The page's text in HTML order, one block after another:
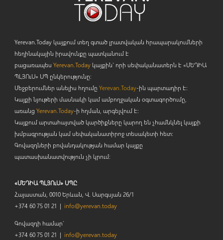
Yerevan.Today կայքում տեղ գտած լրատվական հրապարակումների
հեղինակային իրավունքը պատկանում է
բացառապես Yerevan.Todayկայքին` որի սեփականատերն է «ՄԵԴԻԱ
ՊԼՅՈւՍ» ՍՊ ընկերությունը։
Մեջբերումներ անելիս հղումը Yerevan.Today-ին պարտադիր է:
Կայքի նյութերի մասնակի կամ ամբողջական օգտագործումը,
առանց Yerevan.Today-ի հղման, արգելվում է:
Կայքում արտահայտված կարծիքները կարող են չհամնկնել կայքի
խմբագրության կամ սեփականատիրոջ տեսակետի հետ:
Գովազդների բովանդակության համար կայքը
պատասխանատվություն չի կրում:
«ՄԵԴԻԱ ՊԼՅՈւՍ» ՍՊԸ
Հայաստան, 0010 Երևան, Վ. Սարգսյան 26/1
+374 60 75 01 21 | info@yerevan.today
Գովազդի համար`
+374 60 75 01 21 | info@yerevan.today